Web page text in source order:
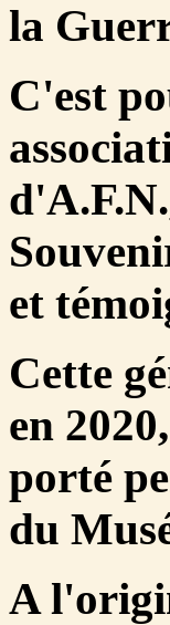
la
C'est
et
Cette
en
porté
du
A